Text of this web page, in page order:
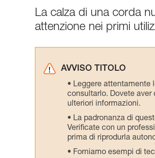
La calza di una corda
attenzione nei primi
AVVISO TITOLO
Leggere attentamente
consultarlo. Dovete aver
ulteriori informazioni.
La padronanza di
Verificate con un
prima di riprodurla
Forniamo esempi di